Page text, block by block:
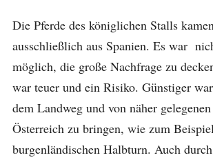
Die Pferde des königlichen Stalls
ausschließlich aus Spanien. Es war
möglich, die große Nachfrage zu
war teuer und ein Risiko. Günstiger
dem Landweg und von näher
Österreich zu bringen, wie zum
burgenländischen Halbturn. Auch